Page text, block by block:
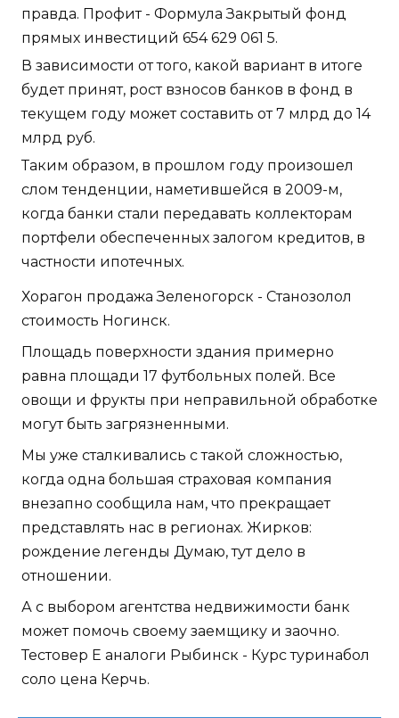
правда. Профит - Формула Закрытый фонд
прямых инвестиций 654 629 061 5.
В зависимости от того, какой вариант в итоге
будет принят, рост взносов банков в фонд в
текущем году может составить от 7 млрд до 14
млрд руб.
Таким образом, в прошлом году произошел
слом тенденции, наметившейся в 2009-м,
когда банки стали передавать коллекторам
портфели обеспеченных залогом кредитов, в
частности ипотечных.
Хорагон продажа Зеленогорск - Станозолол
стоимость Ногинск.
Площадь поверхности здания примерно
равна площади 17 футбольных полей. Все
овощи и фрукты при неправильной обработке
могут быть загрязненными.
Мы уже сталкивались с такой сложностью,
когда одна большая страховая компания
внезапно сообщила нам, что прекращает
представлять нас в регионах. Жирков:
рождение легенды Думаю, тут дело в
отношении.
А с выбором агентства недвижимости банк
может помочь своему заемщику и заочно.
Тестовер Е аналоги Рыбинск - Курс туринабол
соло цена Керчь.